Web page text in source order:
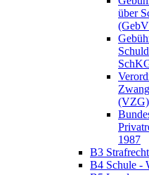
über
1987
B3
B4 Schule -